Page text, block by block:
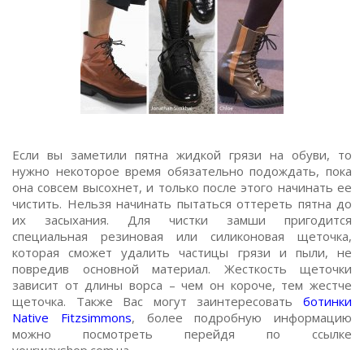
Если вы заметили пятна жидкой грязи на обуви, то
нужно некоторое время обязательно подождать, пока
она совсем высохнет, и только после этого начинать ее
чистить. Нельзя начинать пытаться оттереть пятна до
их засыхания. Для чистки замши пригодится
специальная резиновая или силиконовая щеточка,
которая сможет удалить частицы грязи и пыли, не
повредив основной материал. Жесткость щеточки
зависит от длины ворса – чем он короче, тем жестче
щеточка. Также Вас могут заинтересовать ботинки
Native Fitzsimmons, более подробную информацию
можно посмотреть перейдя по ссылке